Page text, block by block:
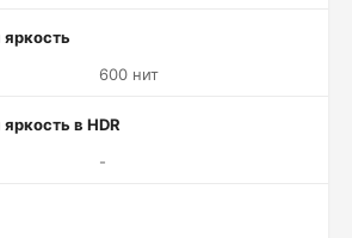
600 нит
в HDR
-